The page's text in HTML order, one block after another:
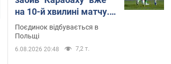
на 10-й хвилині матчу.
Відео
Поєдинок відбувається в
Польщі
6.08.2026 20:48 7,2 т.